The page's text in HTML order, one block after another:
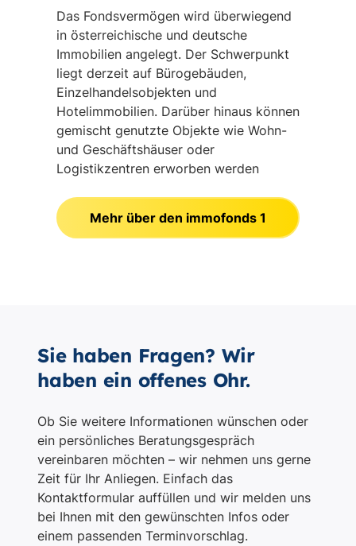
Sie haben Fragen? Wir
haben ein offenes Ohr.
Ob Sie weitere Informationen wünschen oder
ein persönliches Beratungsgespräch
vereinbaren möchten – wir nehmen uns gerne
Zeit für Ihr Anliegen. Einfach das
Kontaktformular auffüllen und wir melden uns
bei Ihnen mit den gewünschten Infos oder
einem passenden Terminvorschlag.